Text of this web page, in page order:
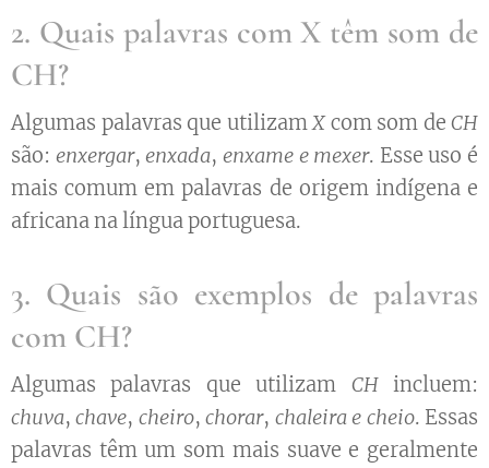
2. Quais palavras com X têm som de
CH?
Algumas palavras que utilizamXcom som de CH
são: enxergar,enxada, enxame e mexer. Esse uso é
mais comum em palavras de origem indígena e
africana na língua portuguesa.
3. Quais são exemplos de palavras
com CH?
Algumas palavras que utilizam CHincluem:
chuva,chave, cheiro,chorar, chaleira e cheio. Essas
palavras têm um som mais suave e geralmente